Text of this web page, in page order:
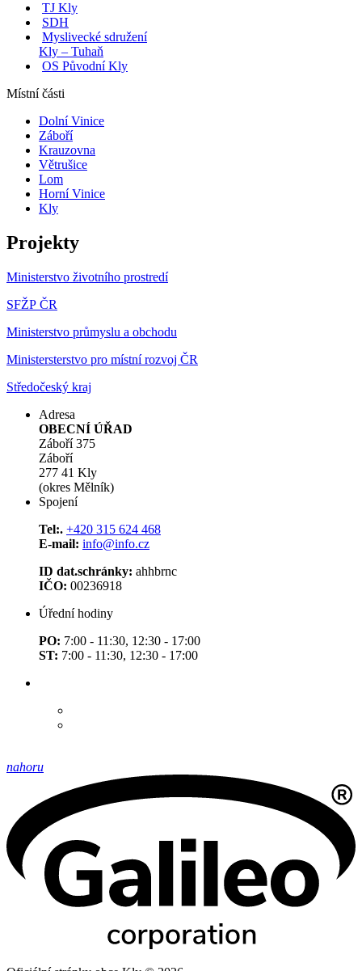
TJ Kly
SDH
Myslivecké sdružení
Kly – Tuhaň
OS Původní Kly
Místní části
Dolní Vinice
Záboří
Krauzovna
Větrušice
Lom
Horní Vinice
Kly
Projekty
Ministerstvo životního prostredí
SFŽP ČR
Ministerstvo průmyslu a obchodu
Ministersterstvo pro místní rozvoj ČR
Středočeský kraj
Adresa
OBECNÍ ÚŘAD
Záboří 375
Záboří
277 41 Kly
(okres Mělník)
Spojení
Tel:. +420 315 624 468
E-mail: info@info.cz
ID dat.schránky: ahhbrnc
IČO: 00236918
Úřední hodiny
PO: 7:00 - 11:30, 12:30 - 17:00
ST: 7:00 - 11:30, 12:30 - 17:00
nahoru